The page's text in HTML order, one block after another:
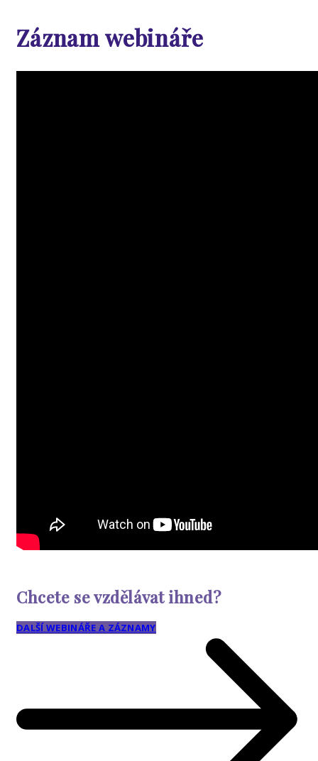
Záznam webináře
Chcete se vzdělávat ihned?
DALŠÍ WEBINÁŘE A ZÁZNAMY